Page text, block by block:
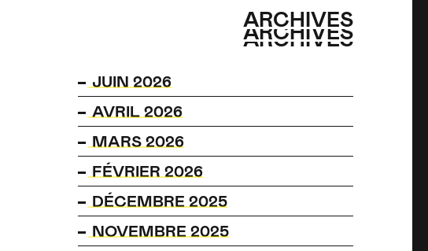
ARCHIVES
ARCHIVES
ARCHIVES
JUIN 2026
AVRIL 2026
MARS 2026
FÉVRIER 2026
DÉCEMBRE 2025
NOVEMBRE 2025